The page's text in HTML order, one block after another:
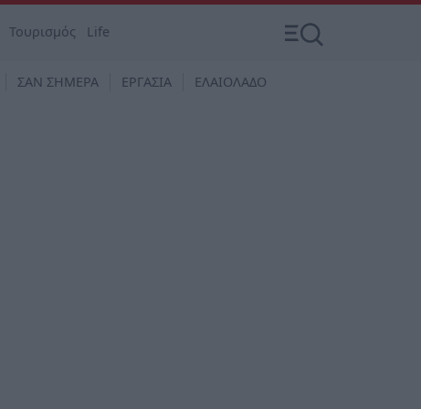
Τουρισμός Life
ΣΑΝ ΣΗΜΕΡΑ ΕΡΓΑΣΙΑ ΕΛΑΙΟΛΑΔΟ